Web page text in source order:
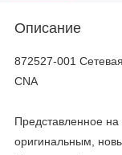
Описание
872527-001
CNA
Представленное на
оригинальным,